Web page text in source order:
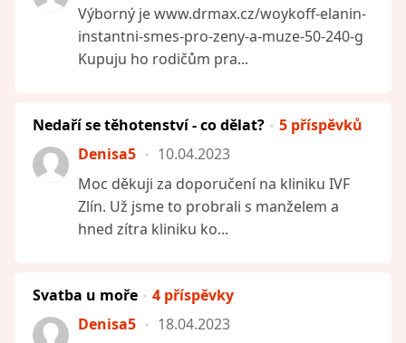
Výborný je www.drmax.cz/woykoff-elanin-
instantni-smes-pro-zeny-a-muze-50-240-g
Kupuju ho rodičům pra...
Nedaří se těhotenství - co dělat?
5 příspěvků
Denisa5
10.04.2023
Moc děkuji za doporučení na kliniku IVF
Zlín. Už jsme to probrali s manželem a
hned zítra kliniku ko...
Svatba u moře
4 příspěvky
Denisa5
18.04.2023